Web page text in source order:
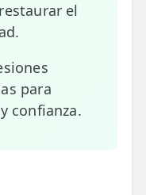
el
para
confianza.